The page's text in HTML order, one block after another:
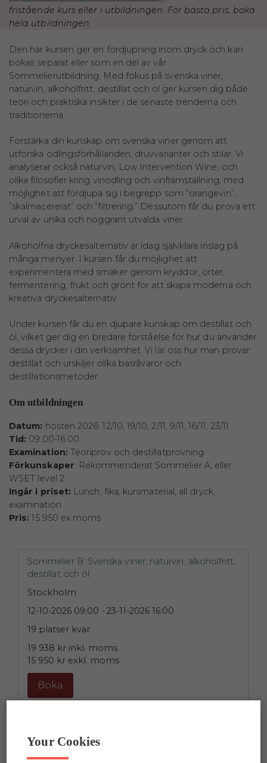
fristående kurs eller i utbildningen. För bästa pris, boka
hela utbildningen.
Den här kursen ger en fördjupning inom dryck och kan
bokas separat eller som en del av vår
Sommelierutbildning. Med fokus på svenska viner,
naturvin, alkoholfritt, destillat och öl ger kursen dig både
teori och praktiska insikter i de senaste trenderna och
traditionerna.
Förstärka din kunskap om svenska viner genom att
utforska odlingsförhållanden, druvvarianter och stilar. Vi
analyserar också naturvin, Low Intervention Wine, och
olika filosofier kring vinodling och vinframställning, med
möjlighet att fördjupa sig i begrepp som ”orangevin”,
”skalmacererat” och ”filtrering.” Dessutom får du prova ett
urval av unika och noggrant utvalda viner.
Alkoholfria dryckesalternativ är idag självklara inslag på
många menyer. I kursen får du möjlighet att
experimentera med smaker genom kryddor, örter,
fermentering, frukt och grönt för att skapa moderna och
kreativa dryckesalternativ.
Under kursen får du en djupare kunskap om destillat och
öl, vilket ger dig en bredare förståelse för hur du använder
dessa drycker i din verksamhet. Vi lär oss hur man provar
destillat och urskiljer olika basråvaror och
destillationsmetoder.
Om utbildningen
Datum: hösten 2026: 12/10, 19/10, 2/11, 9/11, 16/11, 23/11
Tid: 09:00-16:00
Examination: Teoriprov och destillatprovning
Förkunskaper: Rekommenderat Sommelier A, eller
WSET level 2
Ingår i priset: Lunch, fika, kursmaterial, all dryck,
examination
Pris: 15 950 ex moms
Sommelier B: Svenska viner, naturvin, alkoholfritt,
destillat och öl
Stockholm
12-10-2026 09:00 - 23-11-2026 16:00
19 platser kvar
19 938 kr inkl. moms
15 950 kr exkl. moms
Boka
Your Cookies